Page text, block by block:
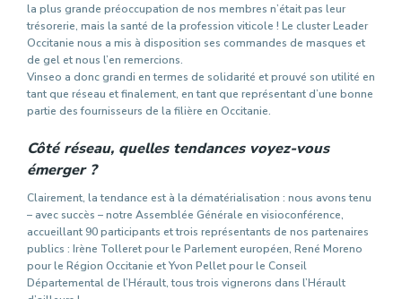
la plus grande préoccupation de nos membres n’était pas leur
trésorerie, mais la santé de la profession viticole ! Le cluster Leader
Occitanie nous a mis à disposition ses commandes de masques et
de gel et nous l’en remercions.
Vinseo a donc grandi en termes de solidarité et prouvé son utilité en
tant que réseau et finalement, en tant que représentant d’une bonne
partie des fournisseurs de la filière en Occitanie.
Côté réseau, quelles tendances voyez-vous
émerger ?
Clairement, la tendance est à la dématérialisation : nous avons tenu
– avec succès – notre Assemblée Générale en visioconférence,
accueillant 90 participants et trois représentants de nos partenaires
publics : Irène Tolleret pour le Parlement européen, René Moreno
pour le Région Occitanie et Yvon Pellet pour le Conseil
Départemental de l’Hérault, tous trois vignerons dans l’Hérault